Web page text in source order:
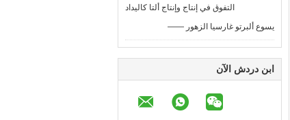
التفوق في إنتاج وإنتاج ألتا كاليداد
—— يسوع ألبرتو غارسيا الزهور
ابن دردش الآن